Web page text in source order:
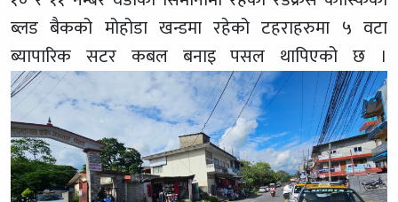
ब्लड बैकको मोहोडा खन्डमा रहेको टहराहरुमा ५ वटा
ब्यापारिक सटर कबल बनाइ पसल थापिएको छ ।